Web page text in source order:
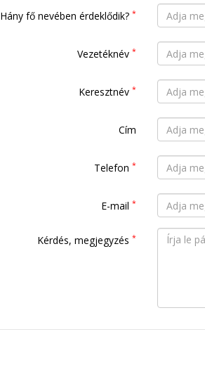
Hány fő nevében érdeklődik? *
Vezetéknév *
Keresztnév *
Cím
Telefon *
E-mail *
Kérdés, megjegyzés *